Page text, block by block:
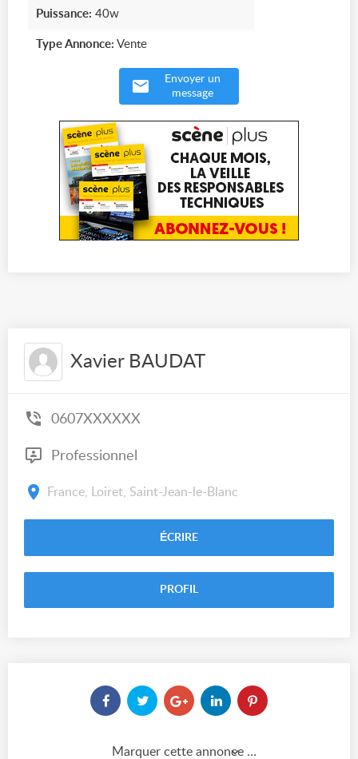
Puissance: 40w
Type Annonce: Vente
Envoyer un
message
Xavier BAUDAT
0607XXXXXX
Professionnel
France, Loiret, Saint-Jean-le-Blanc
ÉCRIRE
PROFIL
Marquer cette annonce comme...